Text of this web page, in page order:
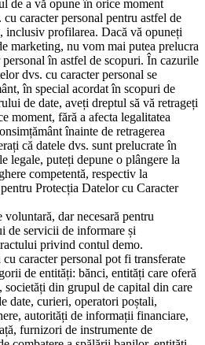
de a vă opune în orice moment
caracter personal pentru astfel de
inclusiv profilarea. Dacă vă opuneți
marketing, nu vom mai putea prelucra
personal în astfel de scopuri. În cazurile
dvs. cu caracter personal se
în special acordat în scopuri de
de date, aveți dreptul să vă retrageți
moment, fără a afecta legalitatea
înainte de retragerea
că datele dvs. sunt prelucrate în
legale, puteți depune o plângere la
competentă, respectiv la
Protecția Datelor cu Caracter
voluntară, dar necesară pentru
de servicii de informare și
privind contul demo.
caracter personal pot fi transferate
de entități: bănci, entități care oferă
societăți din grupul de capital din care
date, curieri, operatori poștali,
autorități de informații financiare,
furnizori de instrumente de